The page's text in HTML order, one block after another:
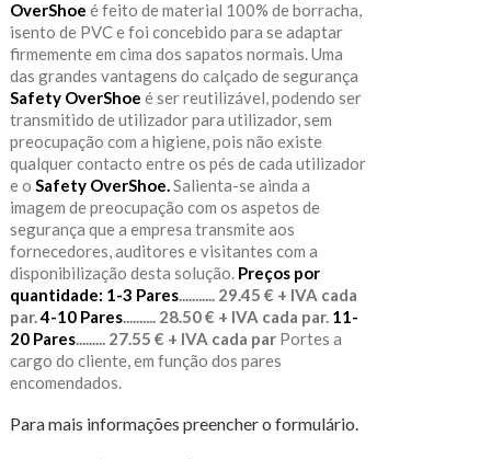
OverShoe é feito de material 100% de borracha,
isento de PVC e foi concebido para se adaptar
firmemente em cima dos sapatos normais. Uma
das grandes vantagens do calçado de segurança
Safety OverShoe é ser reutilizável, podendo ser
transmitido de utilizador para utilizador, sem
preocupação com a higiene, pois não existe
qualquer contacto entre os pés de cada utilizador
e o Safety OverShoe. Salienta-se ainda a
imagem de preocupação com os aspetos de
segurança que a empresa transmite aos
fornecedores, auditores e visitantes com a
disponibilização desta solução. Preços por
quantidade: 1-3 Pares........... 29.45 € + IVA cada
par. 4-10 Pares.......... 28.50 € + IVA cada par. 11-
20 Pares......... 27.55 € + IVA cada parPortes a
cargo do cliente, em função dos pares
encomendados.
Para mais informações preencher o formulário.